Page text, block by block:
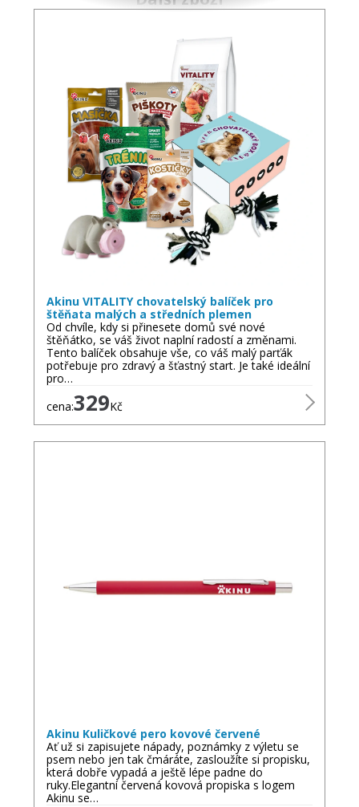
Akinu VITALITY chovatelský balíček pro
štěňata malých a středních plemen
Od chvíle, kdy si přinesete domů své nové
štěňátko, se váš život naplní radostí a změnami.
Tento balíček obsahuje vše, co váš malý parťák
potřebuje pro zdravý a šťastný start. Je také ideální
pro…
cena:329Kč
Akinu Kuličkové pero kovové červené
Ať už si zapisujete nápady, poznámky z výletu se
psem nebo jen tak čmáráte, zasloužíte si propisku,
která dobře vypadá a ještě lépe padne do
ruky.Elegantní červená kovová propiska s logem
Akinu se…